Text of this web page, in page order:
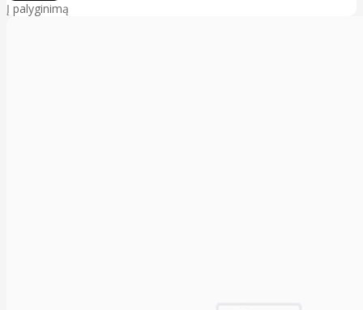
Į palyginimą